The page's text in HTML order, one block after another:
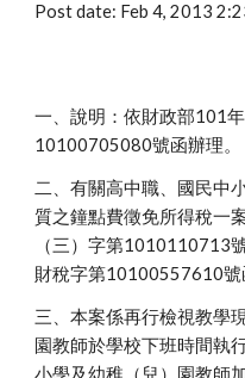
Post date: Feb 4, 2013
一、說明：依財政部101
10100705080號函辦理。
二、有關高中職、國民中
質之鐘點費徵免所得稅一
（三）字第1010110713
財稅字第10100557610號
三、本案係再行檢視教學
園教師於學校下班時間執
小學及幼稚（兒）園教師